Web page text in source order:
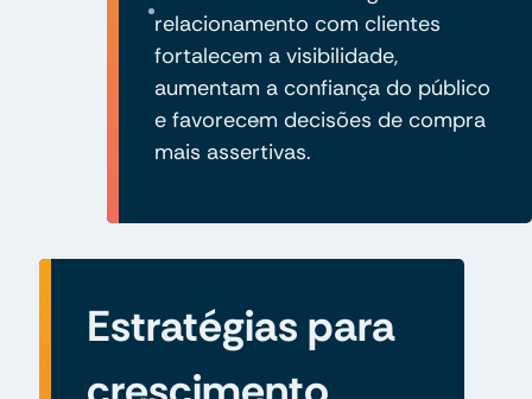
relacionamento com clientes
fortalecem a visibilidade,
aumentam a confiança do público
e favorecem decisões de compra
mais assertivas.
Estratégias para